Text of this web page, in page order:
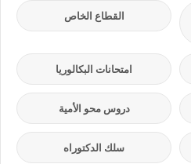
القطاع الخاص
امتحانات البكالوريا
دروس محو الأمية
سلك الدكتوراه